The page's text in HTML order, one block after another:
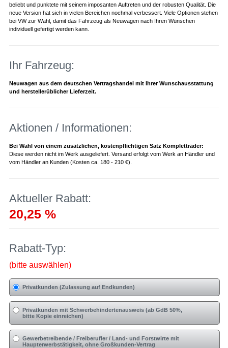
beliebt und punktete mit seinem imposanten Auftreten und der robusten Qualität. Die
neue Version hat sich in vielen Bereichen nochmal verbessert. Viele Optionen stehen
bei VW zur Wahl, damit das Fahrzeug als Neuwagen nach Ihren Wünschen
individuell gefertigt werden kann.
Ihr Fahrzeug:
Neuwagen aus dem deutschen Vertragshandel mit Ihrer Wunschausstattung
und herstellerüblicher Lieferzeit.
Aktionen / Informationen:
Bei Wahl von einem zusätzlichen, kostenpflichtigen Satz Kompletträder:
Diese werden nicht im Werk ausgeliefert. Versand erfolgt vom Werk an Händler und
vom Händler an Kunden (Kosten ca. 180 - 210 €).
Aktueller Rabatt:
20,25 %
Rabatt-Typ:
(bitte auswählen)
Privatkunden (Zulassung auf Endkunden)
Privatkunden mit Schwerbehindertenausweis (ab GdB 50%,
bitte Kopie einreichen)
Gewerbetreibende / Freiberufler / Land- und Forstwirte mit
Haupterwerbstätigkeit, ohne Großkunden-Vertrag